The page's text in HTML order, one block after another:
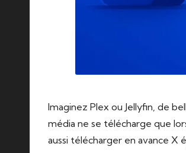
Imaginez Plex ou Jellyfin, de
média ne se télécharge que
aussi télécharger en avance X